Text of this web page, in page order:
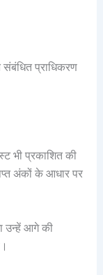
संबंधित प्राधिकरण
भी प्रकाशित की
अंकों के आधार पर
उन्हें आगे की